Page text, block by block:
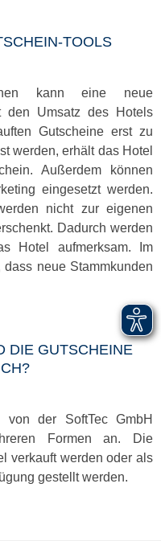
TOOLS
kann eine neue
den Umsatz des Hotels
Gutscheine erst zu
werden, erhält das Hotel
Außerdem können
eingesetzt werden.
nicht zur eigenen
Dadurch werden
Hotel aufmerksam. Im
neue Stammkunden
DIE GUTSCHEINE
von der SoftTec GmbH
Formen an. Die
verkauft werden oder als
gestellt werden.